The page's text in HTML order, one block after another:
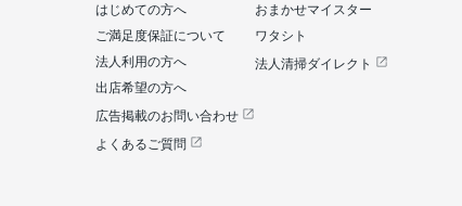
おまかせマイスター
ワタシト
法人清掃ダイレクト
はじめての方へ
ご満足度保証について
法人利用の方へ
出店希望の方へ
広告掲載のお問い合わせ
よくあるご質問